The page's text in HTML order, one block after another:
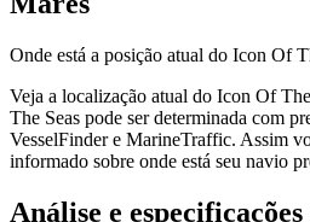
Onde está a posição atual do Icon Of
Veja a localização atual do Icon Of
The Seas pode ser determinada com
VesselFinder e MarineTraffic. Assim
informado sobre onde está seu navio
Análise e